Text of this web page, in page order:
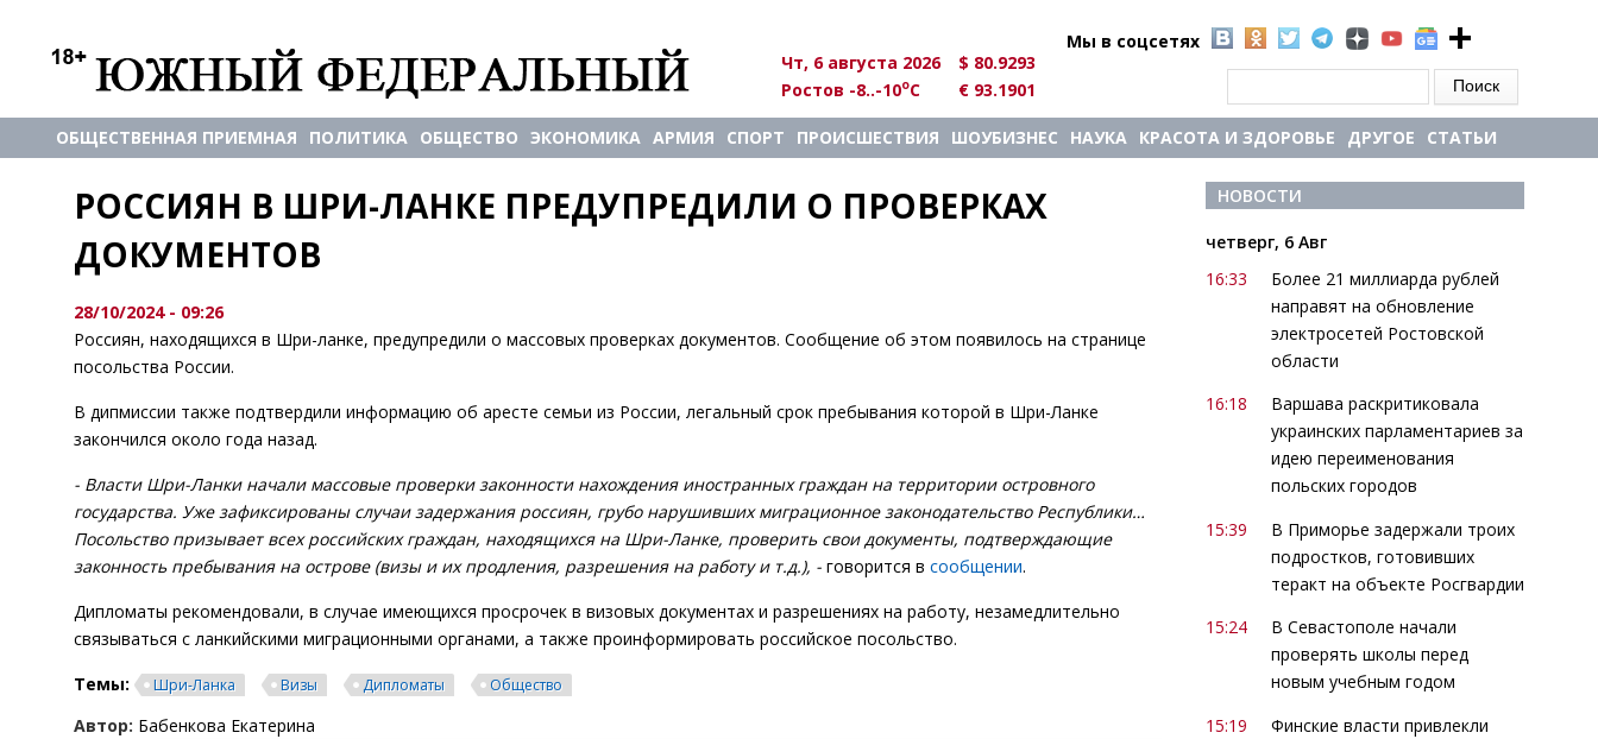
Мы в соцсетях
Чт, 6 августа 2026
$ 80.9293
Ростов -8..-10oC € 93.1901
ОБЩЕСТВЕННАЯ ПРИЕМНАЯ ПОЛИТИКА ОБЩЕСТВО ЭКОНОМИКА АРМИЯ СПОРТ ПРОИСШЕСТВИЯ ШОУБИЗНЕС НАУКА КРАСОТА И ЗДОРОВЬЕ ДРУГОЕ СТАТЬИ
РОССИЯН В ШРИ-ЛАНКЕ ПРЕДУПРЕДИЛИ О ПРОВЕРКАХ
ДОКУМЕНТОВ
28/10/2024 - 09:26
Россиян, находящихся в Шри-ланке, предупредили о массовых проверках документов. Сообщение об этом появилось на странице
посольства России.
В дипмиссии также подтвердили информацию об аресте семьи из России, легальный срок пребывания которой в Шри-Ланке
закончился около года назад.
- Власти Шри-Ланки начали массовые проверки законности нахождения иностранных граждан на территории островного
государства. Уже зафиксированы случаи задержания россиян, грубо нарушивших миграционное законодательство Республики…
Посольство призывает всех российских граждан, находящихся на Шри-Ланке, проверить свои документы, подтверждающие
законность пребывания на острове (визы и их продления, разрешения на работу и т.д.), - говорится в сообщении.
Дипломаты рекомендовали, в случае имеющихся просрочек в визовых документах и разрешениях на работу, незамедлительно
связываться с ланкийскими миграционными органами, а также проинформировать российское посольство.
Темы:
Шри-Ланка Визы Дипломаты Общество
Автор: Бабенкова Екатерина
НОВОСТИ
четверг, 6 Авг
16:33
Более 21 миллиарда рублей
направят на обновление
электросетей Ростовской
области
16:18
Варшава раскритиковала
украинских парламентариев за
идею переименования
польских городов
15:39
В Приморье задержали троих
подростков, готовивших
теракт на объекте Росгвардии
15:24
В Севастополе начали
проверять школы перед
новым учебным годом
15:19
Финские власти привлекли